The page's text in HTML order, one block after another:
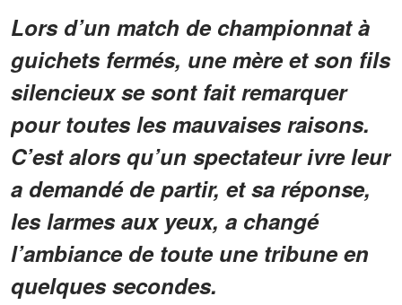
Lors d’un match de championnat à
guichets fermés, une mère et son fils
silencieux se sont fait remarquer
pour toutes les mauvaises raisons.
C’est alors qu’un spectateur ivre leur
a demandé de partir, et sa réponse,
les larmes aux yeux, a changé
l’ambiance de toute une tribune en
quelques secondes.